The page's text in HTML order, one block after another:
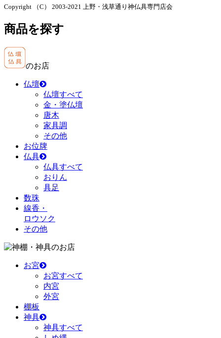
Copyright （C） 2003-2021 上野・浅草通り神仏具専門店会
商品を探す
のお店
仏壇
仏壇すべて
金・塗仏壇
唐木
家具調
その他
お位牌
仏具
仏具すべて
おりん
具足
数珠
線香・
ロウソク
その他
のお店
お宮
お宮すべて
内宮
外宮
棚板
神具
神具すべて